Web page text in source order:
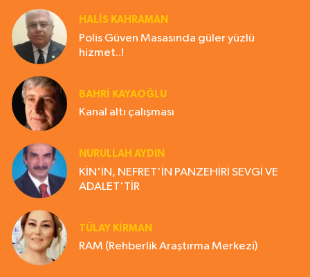
HALIS KAHRAMAN
Polis Güven Masasında güler yüzlü
hizmet..!
BAHRI KAYAOĞLU
Kanal altı çalışması
NURULLAH AYDIN
KİN'İN, NEFRET'İN PANZEHİRİ SEVGİ VE
ADALET'TİR
TÜLAY KİRMAN
RAM (Rehberlik Araştırma Merkezi)